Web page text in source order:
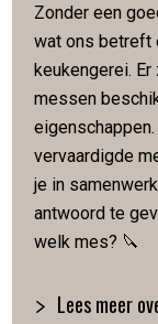
Vervaardigd
Hardheid
Slijphoek
Gewicht van
Met de hand
Verpakt in
Artikelnummer:
Zonder een
wat ons betreft
keukengerei.
messen
vervaardigde
je in
antwoord te
welk mes? 🔪
Lees meer